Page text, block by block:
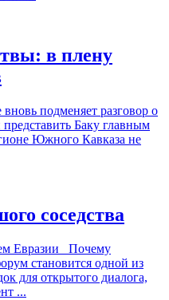
в плену
подменяет разговор о
Баку главным
Южного Кавказа не
соседства
Евразии Почему
становится одной из
для открытого диалога,
...